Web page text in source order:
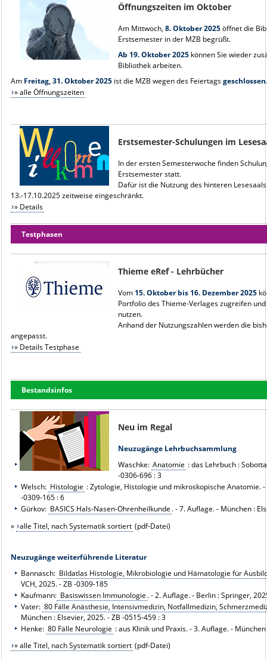
Öffnungszeiten im Oktober
Am Mittwoch, 8. Oktober 2025öffnet die
Erstsemester in der MZB begrüßt.
Ab 19. Oktober 2025können Sie wieder
Bibliothek arbeiten.
Am Freitag, 31. Oktober 2025ist die MZB wegen des Feiertagsgeschlossen.
» alle Öffnungszeiten
Erstsemester-Schulungen im
In der ersten Semesterwoche finden
Erstsemester statt.
Dafür ist die Nutzung des hinteren
13.-17.10.2025 zeitweise eingeschränkt.
» Details
Testphasen
Thieme eRef - Lehrbücher
Vom 15. Oktober bis 16. Dezember 2025
Portfolio des Thieme-Verlages zugreifen
nutzen.
Anhand der Nutzungszahlen werden die
angepasst.
» Details Testphase
Bestandsinfos
Neu im Regal
Neuzugänge Lehrbuchsammlung
Waschke: Anatomie : das Lehrbuch :
-0306-696 : 3
Welsch: Histologie : Zytologie, Histologie und mikroskopische Anatomie.
-0309-165 : 6
Gürkov: BASICS Hals-Nasen-Ohrenheilkunde . - 7. Auflage. - München :
» alle Titel, nach Systematik sortiert (pdf-Datei)
Neuzugänge weiterführende Literatur
Bannasch: Bildatlas Histologie, Mikrobiologie und Hämatologie für
VCH, 2025. - ZB -0309-185
Kaufmann: Basiswissen Immunologie . - 2. Auflage. - Berlin : Springer,
Vater: 80 Fälle Anästhesie, Intensivmedizin, Notfallmedizin,
München : Elsevier, 2025. - ZB -0515-459 : 3
Henke: 80 Fälle Neurologie : aus Klinik und Praxis. - 3. Auflage. -
» alle Titel, nach Systematik sortiert (pdf-Datei)